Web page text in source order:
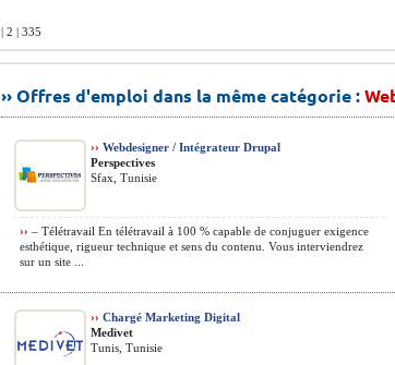
| 2 | 335
›› Offres d'emploi dans la même catégorie :
›› Webdesigner / Intégrateur Drupal
Perspectives
Sfax, Tunisie
›› – Télétravail En télétravail à 100 % capable de conjuguer exigence
esthétique, rigueur technique et sens du contenu. Vous interviendrez
sur un site ...
›› Chargé Marketing Digital
Medivet
Tunis, Tunisie